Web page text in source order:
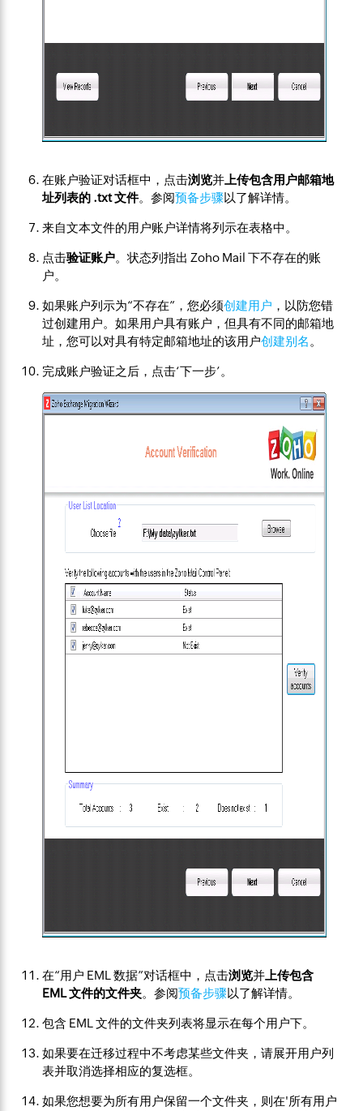
在账户验证对话框中，点击浏览并 上传包含用户邮箱地
址列表的 .txt 文件。参阅预备步骤以了解详情。
来自文本文件的用户账户详情将列示在表格中。
点击验证账户。状态列指出 Zoho Mail 下不存在的账
户。
如果账户列示为“不存在”，您必须创建用户 ，以防您错
过创建用户。如果用户具有账户，但具有不同的邮箱地
址，您可以对具有特定邮箱地址的该用户创建别名 。
完成账户验证之后，点击‘下一步’。
在“用户 EML 数据”对话框中，点击浏览并 上传包含
EML 文件的文件夹。参阅预备步骤以了解详情。
包含 EML 文件的文件夹列表将显示在每个用户下。
如果要在迁移过程中不考虑某些文件夹，请展开用户列
表并取消选择相应的复选框。
如果您想要为所有用户保留一个文件夹，则在'所有用户